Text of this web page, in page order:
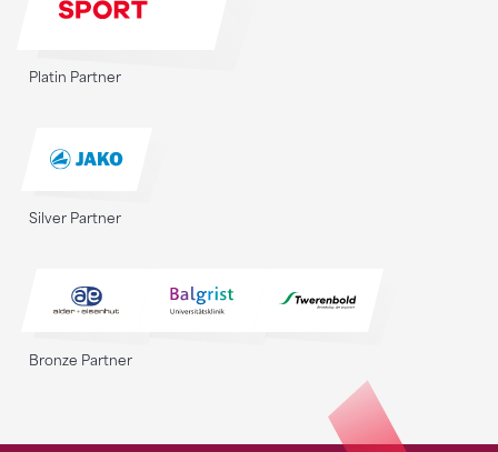
Platin Partner
Silver Partner
Bronze Partner